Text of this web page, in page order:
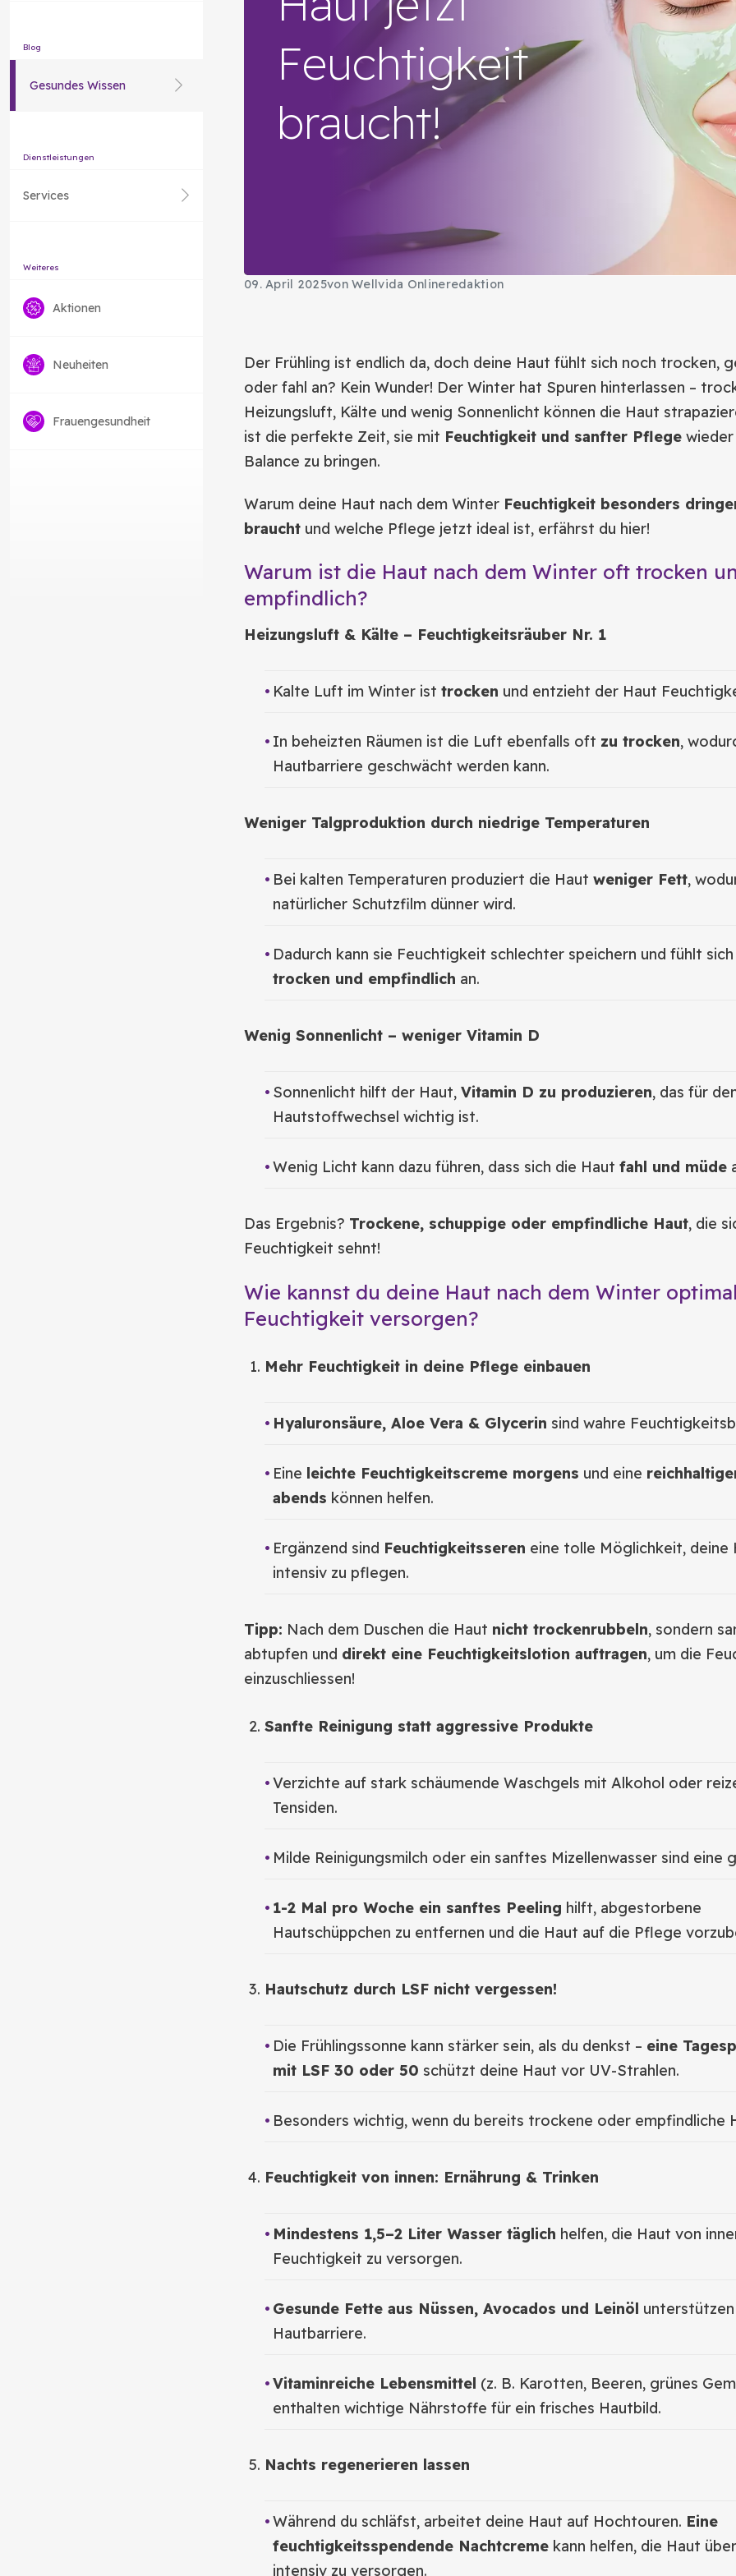
Blog
Gesundes Wissen
Dienstleistungen
Services
Weiteres
Aktionen
Neuheiten
Frauengesundheit
Feuchtigkeit
braucht!
09. April 2025von Wellvida Onlineredaktion
Der Frühling ist endlich da, doch deine Haut fühlt sich noch trocken,
oder fahl an? Kein Wunder! Der Winter hat Spuren hinterlassen –
Heizungsluft, Kälte und wenig Sonnenlicht können die Haut
ist die perfekte Zeit, sie mit Feuchtigkeit und sanfter Pflege wieder
Balance zu bringen.
Warum deine Haut nach dem Winter Feuchtigkeit besonders
braucht und welche Pflege jetzt ideal ist, erfährst du hier!
Warum ist die Haut nach dem Winter oft trocken
empfindlich?
Heizungsluft & Kälte – Feuchtigkeitsräuber Nr. 1
Kalte Luft im Winter isttrocken und entzieht der Haut
In beheizten Räumen ist die Luft ebenfalls oft zu trocken,
Hautbarriere geschwächt werden kann.
Weniger Talgproduktion durch niedrige Temperaturen
Bei kalten Temperaturen produziert die Hautweniger Fett,
natürlicher Schutzfilm dünner wird.
Dadurch kann sie Feuchtigkeit schlechter speichern und fühlt
trocken und empfindlich an.
Wenig Sonnenlicht – weniger Vitamin D
Sonnenlicht hilft der Haut,Vitamin D zu produzieren, das für
Hautstoffwechsel wichtig ist.
Wenig Licht kann dazu führen, dass sich die Hautfahl und müde
Das Ergebnis? Trockene, schuppige oder empfindliche Haut, die
Feuchtigkeit sehnt!
Wie kannst du deine Haut nach dem Winter
Feuchtigkeit versorgen?
Mehr Feuchtigkeit in deine Pflege einbauen
Hyaluronsäure, Aloe Vera & Glycerin sind wahre
Eine leichte Feuchtigkeitscreme morgens und eine
abends können helfen.
Ergänzend sind Feuchtigkeitsseren eine tolle Möglichkeit, deine
intensiv zu pflegen.
Tipp: Nach dem Duschen die Haut nicht trockenrubbeln, sondern
abtupfen und direkt eine Feuchtigkeitslotion auftragen, um die
einzuschliessen!
Sanfte Reinigung statt aggressive Produkte
Verzichte auf stark schäumende Waschgels mit Alkohol oder
Tensiden.
Milde Reinigungsmilch oder ein sanftes Mizellenwasser sind eine
1-2 Mal pro Woche ein sanftes Peeling hilft, abgestorbene
Hautschüppchen zu entfernen und die Haut auf die Pflege
Hautschutz durch LSF nicht vergessen!
Die Frühlingssonne kann stärker sein, als du denkst – eine
mit LSF 30 oder 50 schützt deine Haut vor UV-Strahlen.
Besonders wichtig, wenn du bereits trockene oder empfindliche
Feuchtigkeit von innen: Ernährung & Trinken
Mindestens 1,5–2 Liter Wasser täglich helfen, die Haut von
Feuchtigkeit zu versorgen.
Gesunde Fette aus Nüssen, Avocados und Leinöl
Hautbarriere.
Vitaminreiche Lebensmittel (z. B. Karotten, Beeren, grünes
enthalten wichtige Nährstoffe für ein frisches Hautbild.
Nachts regenerieren lassen
Während du schläfst, arbeitet deine Haut auf Hochtouren. Eine
feuchtigkeitsspendende Nachtcreme kann helfen, die Haut
intensiv zu versorgen.